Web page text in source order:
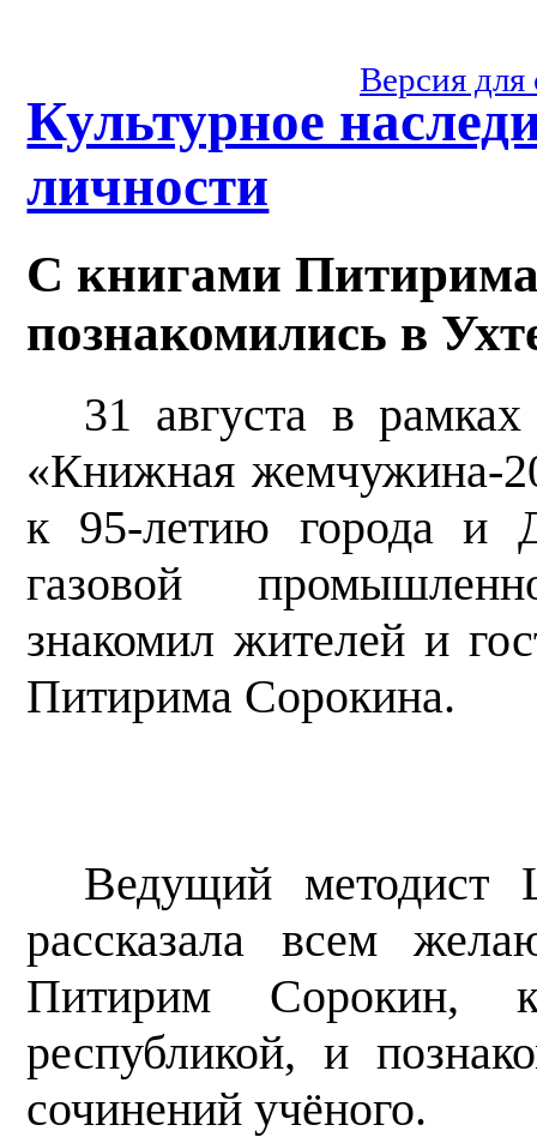
Версия
Культурное
личности
С книгами
познакомились в
31 августа в
«Книжная жемчужина-
к 95-летию города и
газовой
знакомил жителей и
Питирима Сорокина.
Ведущий методист
рассказала всем
Питирим Сорокин,
республикой, и
сочинений учёного.